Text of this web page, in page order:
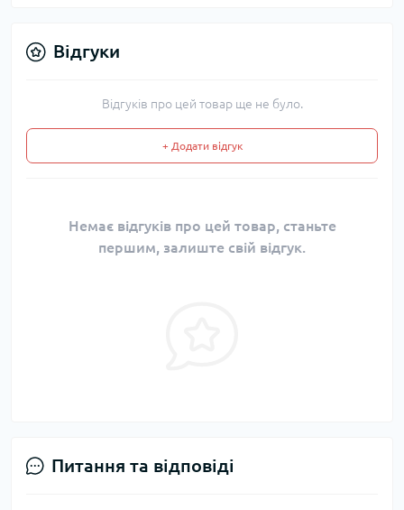
Відгуки
Відгуків про цей товар ще не було.
+ Додати відгук
Немає відгуків про цей товар, станьте
першим, залиште свій відгук.
Питання та відповіді